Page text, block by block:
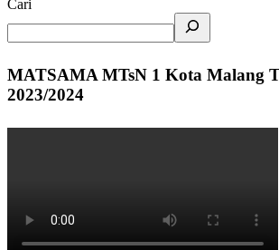
Cari
MATSAMA MTsN 1 Kota Malang
2023/2024